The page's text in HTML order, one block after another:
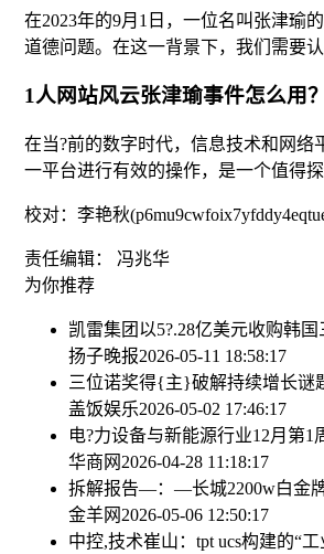
在2023年的9月1日，一位名叫张津瑜
道德问题。在这一背景下，我们需要
1人网站风云张津瑜事件怎么用
在当?前的数字时代，信息技术和网
一平台进行有效的操作，是一个值得
校对：李艳秋
责任编辑： 冯兆华
为你推荐
凯雷集团以5?.28亿美元收购韩国
扬子晚报2026-05-11 18:58:17
三位诺奖得{主}破解持续增长谜
盖饭娱乐2026-05-02 17:46:17
电?力设备与新能源行业12月第
华商网 2026-04-28 11:18:17
拆解报告—：—长城2200w白金
金羊网 2026-05-06 12:50:17
中控,技术崔山：tpt ucs构建的“